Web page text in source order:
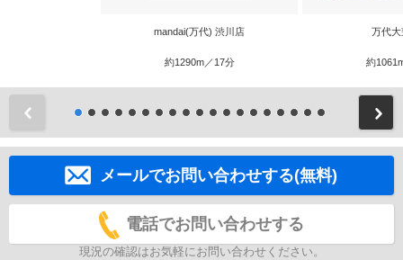
mandai(万代) 渋川店
約1290m／17分
万代大
約
メールでお問い合わせする(無料)
電話でお問い合わせする
現況の確認はお気軽にお問い合わせください。